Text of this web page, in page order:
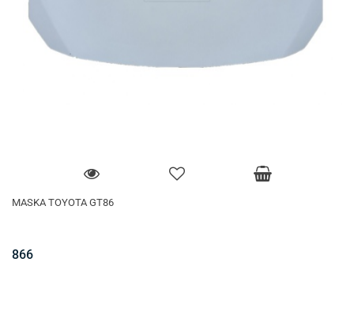
MASKA TOYOTA GT86
866